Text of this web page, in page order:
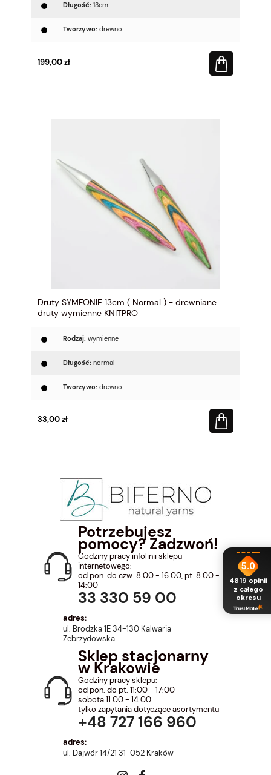
Długość: 13cm
Tworzywo: drewno
199,00 zł
Druty SYMFONIE 13cm ( Normal ) - drewniane
druty wymienne KNITPRO
Rodzaj: wymienne
Długość: normal
Tworzywo: drewno
33,00 zł
Potrzebujesz
pomocy? Zadzwoń!
Godziny pracy infolinii sklepu
internetowego:
od pon. do czw. 8:00 - 16:00, pt. 8:00 -
14:00
33 330 59 00
adres:
ul. Brodzka 1E 34-130 Kalwaria
Zebrzydowska
Sklep stacjonarny
w Krakowie
Godziny pracy sklepu:
od pon. do pt. 11:00 - 17:00
sobota 11:00 - 14:00
tylko zapytania dotyczące asortymentu
+48 727 166 960
adres:
ul. Dajwór 14/21 31-052 Kraków
5.0
4819 opinii
z całego
okresu